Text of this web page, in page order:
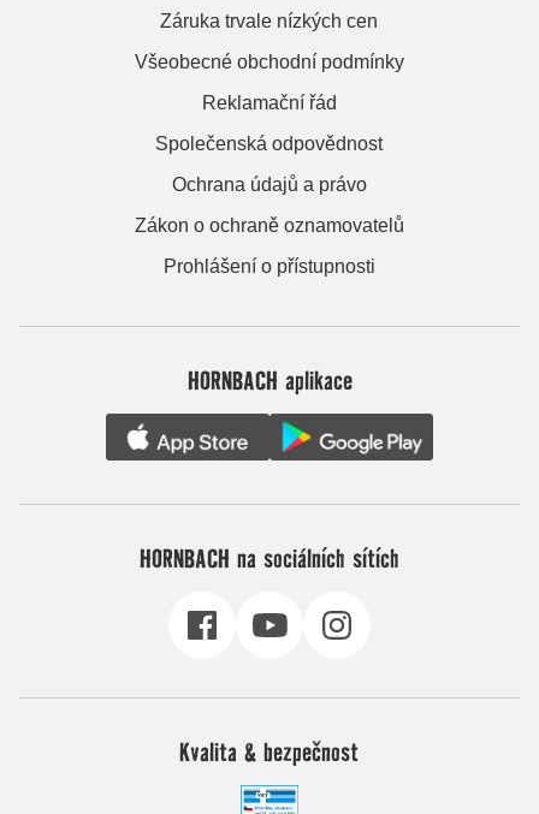
Záruka trvale nízkých cen
Všeobecné obchodní podmínky
Reklamační řád
Společenská odpovědnost
Ochrana údajů a právo
Zákon o ochraně oznamovatelů
Prohlášení o přístupnosti
HORNBACH aplikace
HORNBACH na sociálních sítích
Kvalita & bezpečnost